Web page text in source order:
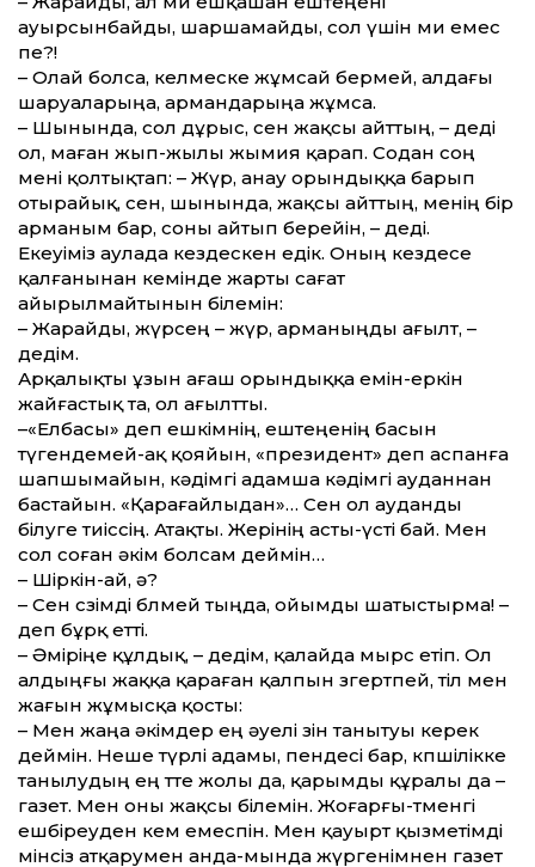
ауырсынбайды, шаршамайды, сол үшін ми емес
пе?!
– Олай болса, келмеске жұмсай бермей, алдағы
шаруаларыңа, армандарыңа жұмса.
– Шынында, сол дұрыс, сен жақсы айт­тың, – деді
ол, маған жып-жылы жымия қарап. Содан соң
мені қолтықтап: – Жүр, анау орындыққа барып
отырайық, сен, шынында, жақсы айт­тың, менің бір
арманым бар, соны айтып бере­йін, – деді.
Екеуіміз аулада кез­дескен едік. Оның кез­десе
қалғанынан кемінде жарты сағат
айырылмайтынын білемін:
– Жарайды, жүрсең – жүр, арманыңды ағылт, –
дедім.
Арқалықты ұзын ағаш орындыққа емін-еркін
жайғастық та, ол ағылт­ты.
–«Елбасы» деп ешкімнің, ештеңенің басын
түгендемей-ақ қояйын, «президент» деп аспанға
шапшымайын, кәдімгі адамша кәдімгі ауданнан
бастайын. «Қарағайлыдан»… Сен ол ауданды
білуге тиіссің. Атақты. Жерінің асты-үсті бай. Мен
сол соған әкім болсам деймін…
– Шіркін-ай, ә?
– Сен сөзімді бөлмей тыңда, ойымды шатыстырма! –
деп бұрқ ет­ті.
– Әміріңе құлдық, – дедім, қалайда мырс етіп. Ол
алдыңғы жаққа қараған қалпын өзгертпей, тіл мен
жағын жұмысқа қосты:
– Мен жаңа әкімдер ең әуелі өзін танытуы керек
деймін. Неше түрлі адамы, пендесі бар, көпшілікке
танылудың ең төте жолы да, қарымды құралы да –
газет. Мен оны жақсы білемін. Жоғарғы-төменгі
ешбіреуден кем емеспін. Мен қауырт қызметімді
мінсіз атқарумен анда-мында жүргенімнен газет